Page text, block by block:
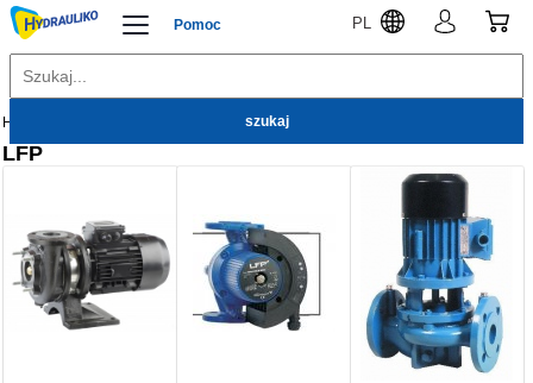
Pomoc PL
Hydrauliko
LFP